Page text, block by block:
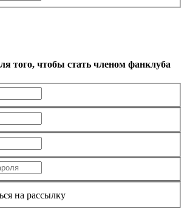
того, чтобы стать членом фанклуба
на рассылку